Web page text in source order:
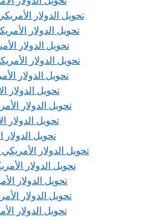
تحويل الدولار
تحويل الدولار
تحويل الدولار
تحويل الدولار
تحويل الدولار
تحويل الدولار
تحويل الدولار
تحويل الدولار
تحويل
تحويل الدولار الأمريكي
تحويل الدولار
تحويل الدولار
تحويل الدولار
تحويل الدولار